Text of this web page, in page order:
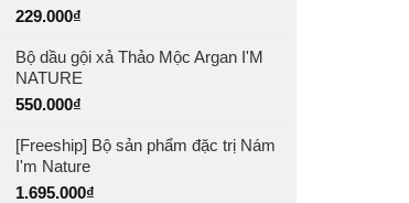
229.000₫
Bộ dầu gội xả Thảo Mộc Argan I'M
NATURE
550.000₫
[Freeship] Bộ sản phẩm đặc trị Nám
I'm Nature
1.695.000₫